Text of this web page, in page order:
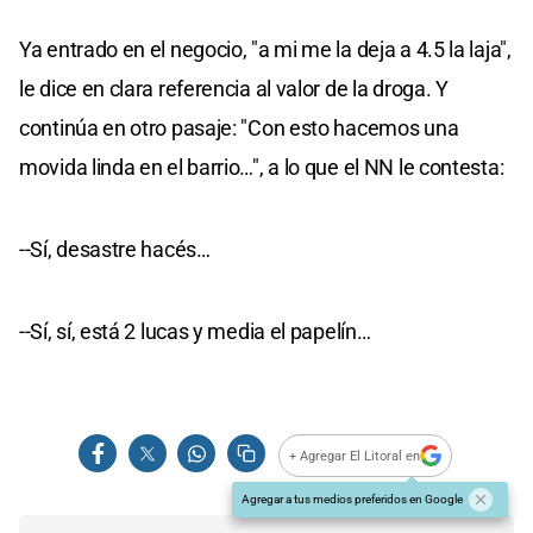
Ya entrado en el negocio, "a mi me la deja a 4.5 la laja",
le dice en clara referencia al valor de la droga. Y
continúa en otro pasaje: "Con esto hacemos una
movida linda en el barrio…", a lo que el NN le contesta:
--Sí, desastre hacés…
--Sí, sí, está 2 lucas y media el papelín…
+ Agregar El Litoral en
Agregar a tus medios preferidos en Google